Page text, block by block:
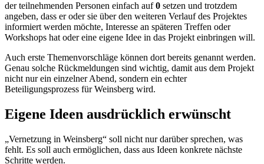
der teilnehmenden Personen einfach auf0 setzen und trotzdem
angeben, dass er oder sie über den weiteren Verlauf des Projektes
informiert werden möchte, Interesse an späteren Treffen oder
Workshops hat oder eine eigene Idee in das Projekt einbringen will.
Auch erste Themenvorschläge können dort bereits genannt werden.
Genau solche Rückmeldungen sind wichtig, damit aus dem Projekt
nicht nur ein einzelner Abend, sondern ein echter
Beteiligungsprozess für Weinsberg wird.
Eigene Ideen ausdrücklich erwünscht
„Vernetzung in Weinsberg“ soll nicht nur darüber sprechen, was
fehlt. Es soll auch ermöglichen, dass aus Ideen konkrete nächste
Schritte werden.